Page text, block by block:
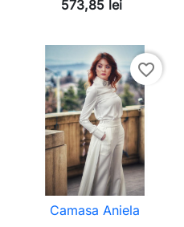
573,85 lei
favorite_border
Camasa Aniela